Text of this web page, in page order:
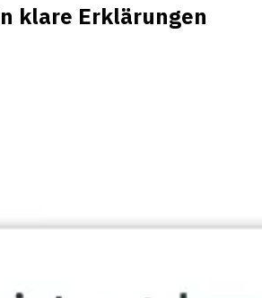
klare Erklärungen